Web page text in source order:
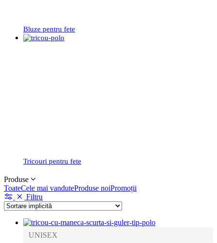
Bluze pentru fete
Tricouri pentru fete
Produse
ToateCele mai vanduteProduse noiPromoții
Filtru
UNISEX